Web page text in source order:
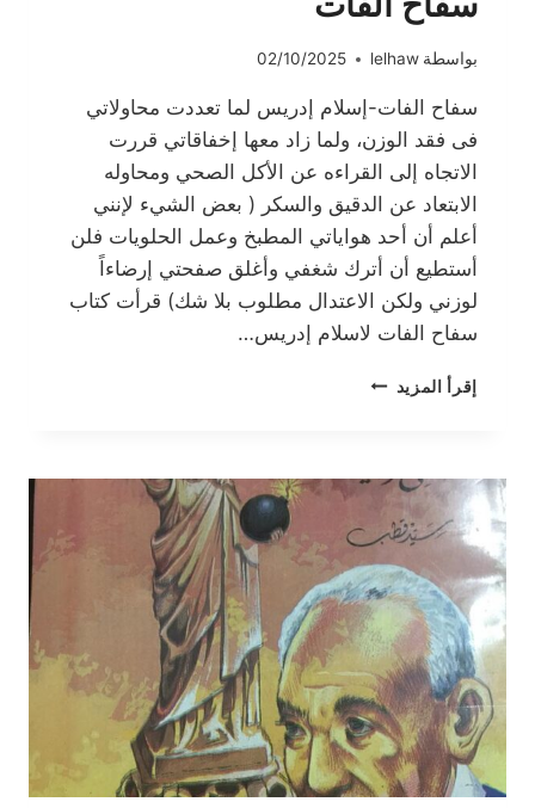
بواسطة lelhaw
02/10/2025
سفاح الفات-إسلام إدريس لما تعددت محاولاتي
فى فقد الوزن، ولما زاد معها إخفاقاتي قررت
الاتجاه إلى القراءه عن الأكل الصحي ومحاوله
الابتعاد عن الدقيق والسكر ( بعض الشيء لإنني
أعلم أن أحد هواياتي المطبخ وعمل الحلويات فلن
أستطيع أن أترك شغفي وأغلق صفحتي إرضاءاً
لوزني ولكن الاعتدال مطلوب بلا شك) قرأت كتاب
سفاح الفات لاسلام إدريس…
إقرأ المزيد سفاح